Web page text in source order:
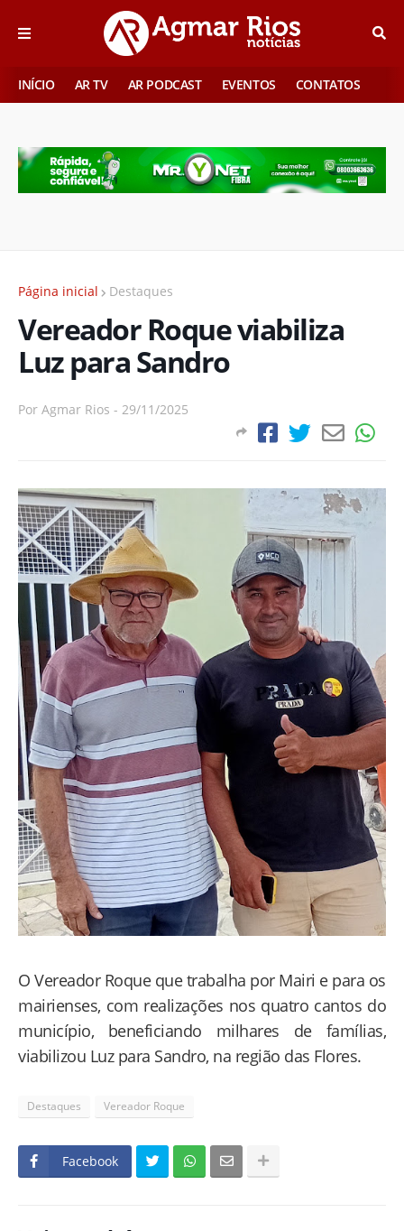
INÍCIO AR TV AR PODCAST EVENTOS CONTATOS
Página inicial Destaques
Vereador Roque viabiliza
Luz para Sandro
Por Agmar Rios - 29/11/2025
O Vereador Roque que trabalha por Mairi e para os
mairienses, com realizações nos quatro cantos do
município, beneficiando milhares de famílias,
viabilizou Luz para Sandro, na região das Flores.
Destaques Vereador Roque
Facebook